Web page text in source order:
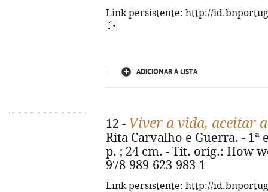
Link persistente: http://
ADICIONAR À LISTA
12 - Viver a vida, aceitar
Rita Carvalho e Guerra. - 1ª
p. ; 24 cm. - Tít. orig.: How
978-989-623-983-1
Link persistente: http://